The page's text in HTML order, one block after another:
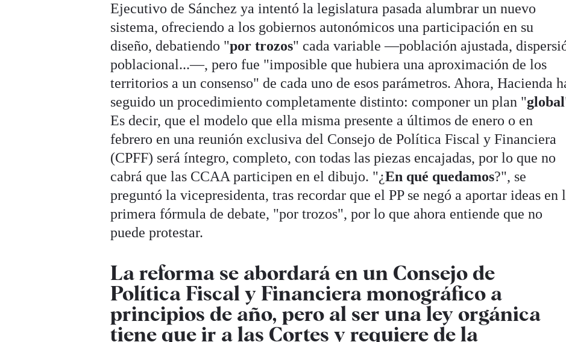
Ejecutivo de Sánchez ya intentó la legislatura pasada alumbrar un nuevo
sistema, ofreciendo a los gobiernos autonómicos una participación en su
diseño, debatiendo "por trozos" cada variable —población ajustada,
poblacional...—, pero fue "imposible que hubiera una aproximación de los
territorios a un consenso" de cada uno de esos parámetros. Ahora, Hacienda
seguido un procedimiento completamente distinto: componer un plan "global
Es decir, que el modelo que ella misma presente a últimos de enero o en
febrero en una reunión exclusiva del Consejo de Política Fiscal y Financiera
(CPFF) será íntegro, completo, con todas las piezas encajadas, por lo que no
cabrá que las CCAA participen en el dibujo. "¿En qué quedamos?", se
preguntó la vicepresidenta, tras recordar que el PP se negó a aportar ideas en
primera fórmula de debate, "por trozos", por lo que ahora entiende que no
puede protestar.
La reforma se abordará en un Consejo de
Política Fiscal y Financiera monográfico a
principios de año, pero al ser una ley orgánica
tiene que ir a las Cortes y requiere de la